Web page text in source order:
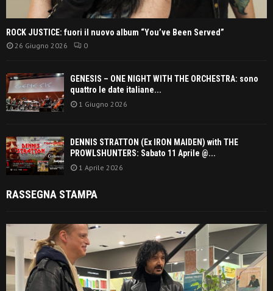
ROCK JUSTICE: fuori il nuovo album “You’ve Been Served”
26 Giugno 2026 0
GENESIS – ONE NIGHT WITH THE ORCHESTRA: sono
quattro le date italiane...
1 Giugno 2026
DENNIS STRATTON (Ex IRON MAIDEN) with THE
PROWLSHUNTERS: Sabato 11 Aprile @...
1 Aprile 2026
RASSEGNA STAMPA